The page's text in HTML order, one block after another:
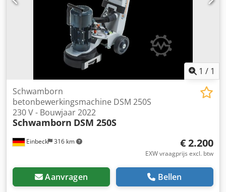
1 / 1
Einbeck 316 km
Schwamborn
betonbewerkingsmachine DSM 250S
230 V - Bouwjaar 2022
Schwamborn DSM 250S
€ 2.200
EXW vraagprijs excl. btw
Aanvragen Bellen